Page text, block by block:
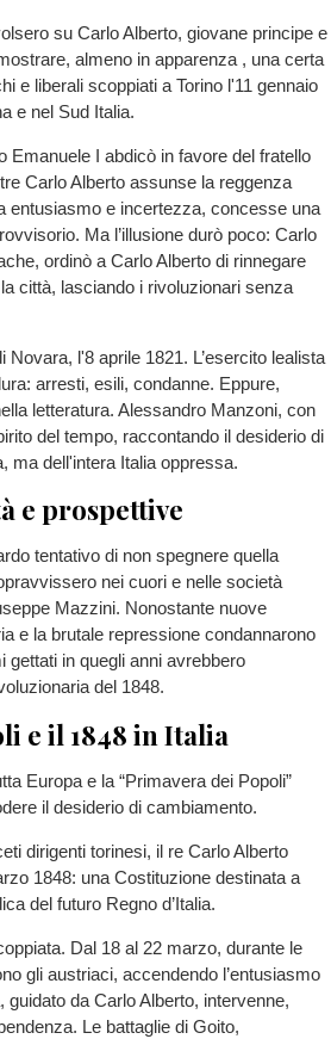
su Carlo Alberto, giovane principe e
almeno in apparenza , una certa
e liberali scoppiati a Torino l'11 gennaio
e nel Sud Italia.
Emanuele I abdicò in favore del fratello
Carlo Alberto assunse la reggenza
entusiasmo e incertezza, concesse una
Ma l’illusione durò poco: Carlo
ordinò a Carlo Alberto di rinnegare
città, lasciando i rivoluzionari senza
l'8 aprile 1821. L’esercito lealista
arresti, esili, condanne. Eppure,
letteratura. Alessandro Manzoni, con
del tempo, raccontando il desiderio di
ma dell'intera Italia oppressa.
e prospettive
tentativo di non spegnere quella
nei cuori e nelle società
Mazzini. Nonostante nuove
e la brutale repressione condannarono
gettati in quegli anni avrebbero
del 1848.
e il 1848 in Italia
Europa e la “Primavera dei Popoli”
il desiderio di cambiamento.
dirigenti torinesi, il re Carlo Alberto
1848: una Costituzione destinata a
del futuro Regno d’Italia.
Dal 18 al 22 marzo, durante le
gli austriaci, accendendo l’entusiasmo
da Carlo Alberto, intervenne,
Le battaglie di Goito,